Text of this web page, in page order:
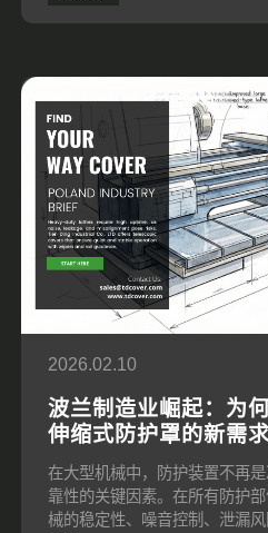
2026.02.10
波兰制造业崛起：为
伸缩式防护罩的新需
在大型机械中，防护装置不再
靠性的关键因素。在所有防护
械的稳定性、噪音控制、泄漏风